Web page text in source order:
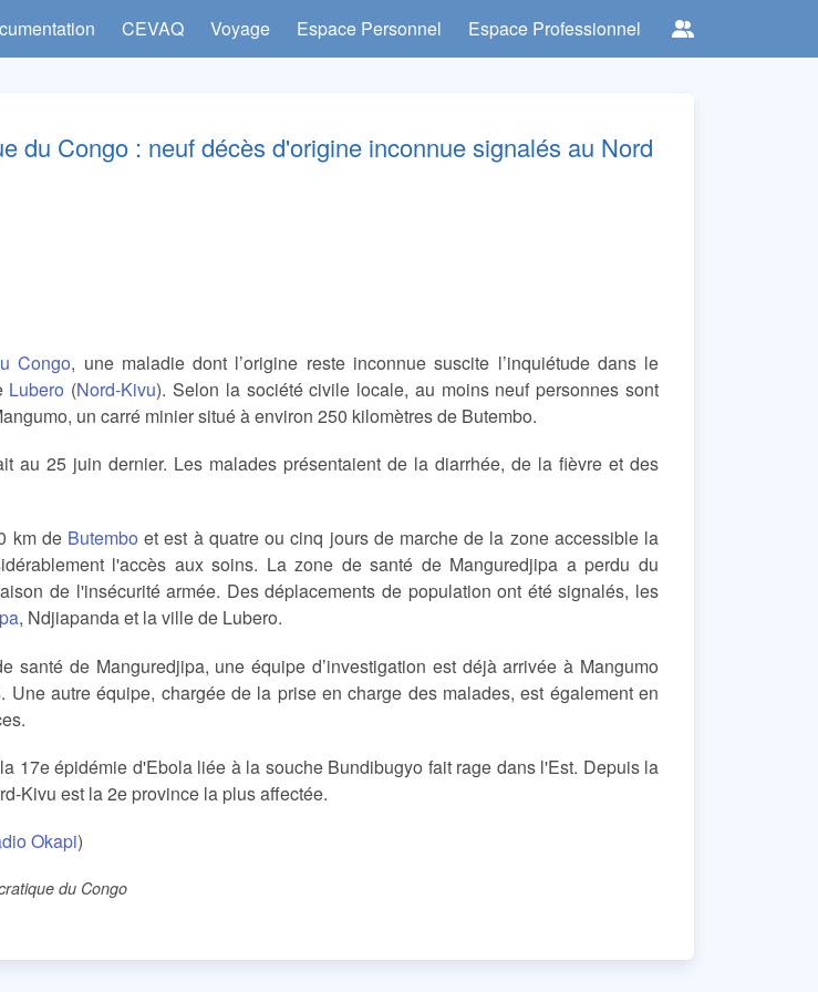
CEVAQ Voyage Espace Personnel Espace Professionnel
du Congo : neuf décès d'origine inconnue signalés au Nord
Congo, une maladie dont l’origine reste inconnue suscite l’inquiétude dans le
Lubero (Nord-Kivu). Selon la société civile locale, au moins neuf personnes sont
un carré minier situé à environ 250 kilomètres de Butembo.
au 25 juin dernier. Les malades présentaient de la diarrhée, de la fièvre et des
km de Butembo et est à quatre ou cinq jours de marche de la zone accessible la
l'accès aux soins. La zone de santé de Manguredjipa a perdu du
de l'insécurité armée. Des déplacements de population ont été signalés, les
, Ndjiapanda et la ville de Lubero.
santé de Manguredjipa, une équipe d’investigation est déjà arrivée à Mangumo
Une autre équipe, chargée de la prise en charge des malades, est également en
17e épidémie d'Ebola liée à la souche Bundibugyo fait rage dans l'Est. Depuis la
Kivu est la 2e province la plus affectée.
Okapi)
du Congo